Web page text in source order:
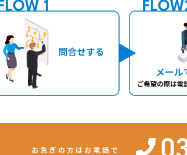
お急ぎの方はお電話で